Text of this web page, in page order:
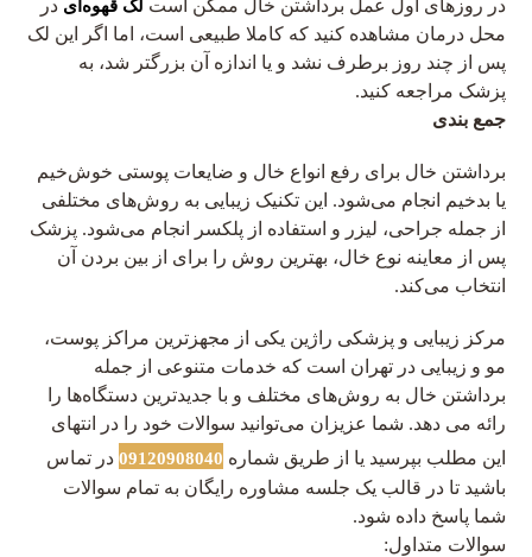
در روزهای اول عمل برداشتن خال ممکن است لک قهوه‌ای در
محل درمان مشاهده کنید که کاملا طبیعی است، اما اگر این لک
پس از چند روز برطرف نشد و یا اندازه آن بزرگتر شد، به
پزشک مراجعه کنید.
جمع بندی
برداشتن خال برای رفع انواع خال و ضایعات پوستی خوش‌‎خیم
یا بدخیم انجام می‌شود. این تکنیک زیبایی به روش‌های مختلفی
از جمله جراحی، لیزر و استفاده از پلکسر انجام می‌شود. پزشک
پس از معاینه نوع خال، بهترین روش را برای از بین بردن آن
انتخاب می‌کند.
مرکز زیبایی و پزشکی راژین یکی از مجهزترین مراکز پوست،
مو و زیبایی در تهران است که خدمات متنوعی از جمله
برداشتن خال به روش‌های مختلف و با جدیدترین دستگاه‌ها را
رائه می دهد. شما عزیزان می‌توانید سوالات خود را در انتهای
این مطلب بپرسید یا از طریق شماره 09120908040 در تماس
باشید تا در قالب یک جلسه مشاوره رایگان به تمام سوالات
شما پاسخ داده شود.
سوالات متداول: